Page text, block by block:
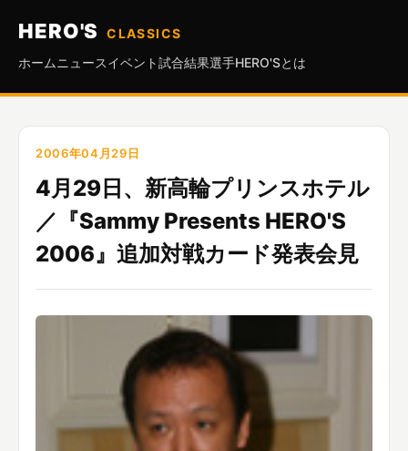
HERO'S
CLASSICS
ホーム ニュースイベント試合結果選手HERO'Sとは
2006年04月29日
4月29日、新高輪プリンスホテル
／『Sammy Presents HERO'S
2006』追加対戦カード発表会見